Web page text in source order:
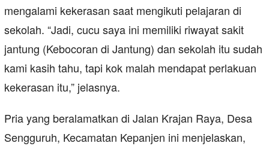
mengalami kekerasan saat mengikuti pelajaran di
sekolah. “Jadi, cucu saya ini memiliki riwayat sakit
jantung (Kebocoran di Jantung) dan sekolah itu sudah
kami kasih tahu, tapi kok malah mendapat perlakuan
kekerasan itu,” jelasnya.
Pria yang beralamatkan di Jalan Krajan Raya, Desa
Sengguruh, Kecamatan Kepanjen ini menjelaskan,